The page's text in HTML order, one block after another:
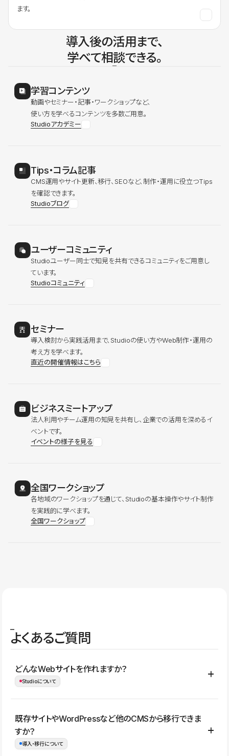
ます。
導入後の活用まで、
学べて相談できる。
学習コンテンツ
動画やセミナー・記事・ワークショップなど、
使い方を学べるコンテンツを多数ご用意。
Studioアカデミー
Tips・コラム記事
CMS運用やサイト更新、移行、SEOなど、制作・運用に役立つTips
を確認できます。
Studioブログ
ユーザーコミュニティ
Studioユーザー同士で知見を共有できるコミュニティをご用意し
ています。
Studioコミュニティ
セミナー
導入検討から実践活用まで、Studioの使い方やWeb制作・運用の
考え方を学べます。
直近の開催情報はこちら
ビジネスミートアップ
法人利用やチーム運用の知見を共有し、企業での活用を深めるイ
ベントです。
イベントの様子を見る
全国ワークショップ
各地域のワークショップを通じて、Studioの基本操作やサイト制作
を実践的に学べます。
全国ワークショップ
よくあるご質問
どんなWebサイトを作れますか？
Studioについて
コーポレートサイト、サービスサイト、LP、採用サイト、ブロ
グ・メディア、イベントサイト、店舗・商品紹介サイト、ポートフ
ォリオなど幅広く制作できます。
既存サイトやWordPressなど他のCMSから移行できま
すか？
導入・移行について